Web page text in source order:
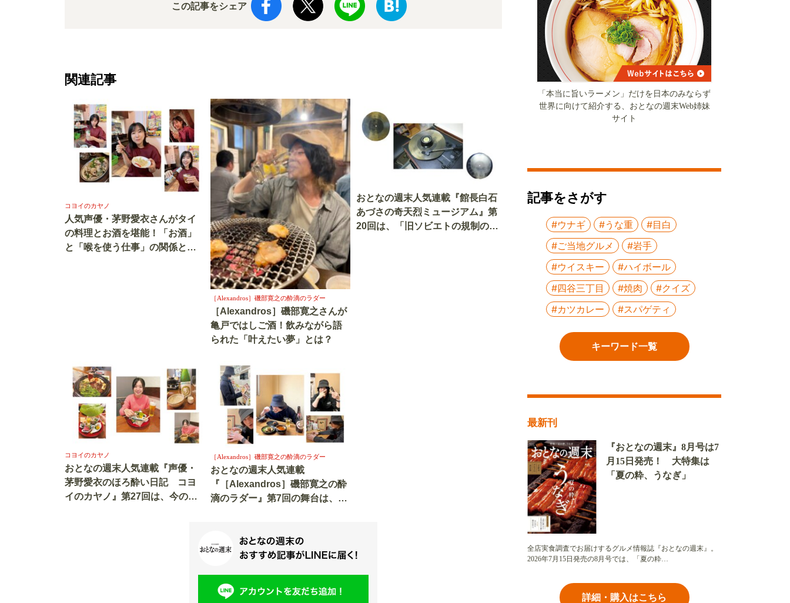
この記事をシェア
関連記事
コヨイのカヤノ
人気声優・茅野愛衣さんがタイ
の料理とお酒を堪能！「お酒」
と「喉を使う仕事」の関係と
［Alexandros］磯部寛之の酔滴のラダー
［Alexandros］磯部寛之さんが
亀戸ではしご酒！飲みながら語
られた「叶えたい夢」とは？
おとなの週末人気連載『館長白石
あづさの奇天烈ミュージアム』第
20回は、「旧ソビエトの規制の中
コヨイのカヤノ
おとなの週末人気連載『声優・
茅野愛衣のほろ酔い日記 コヨ
イのカヤノ』第27回は、今の時
［Alexandros］磯部寛之の酔滴のラダー
おとなの週末人気連載
『［Alexandros］磯部寛之の酔
滴のラダー』第7回の舞台は、大
「本当に旨いラーメン」だけを日本のみならず
世界に向けて紹介する、おとなの週末Web姉妹
サイト
記事をさがす
#ウナギ #うな重
#目白
#ご当地グルメ
#岩手
#ウイスキー
#ハイボール
#四谷三丁目
#焼肉
#クイズ
#カツカレー
#スパゲティ
キーワード一覧
最新刊
『おとなの週末』8月号は7
月15日発売！ 大特集は
「夏の粋、うなぎ」
全店実食調査でお届けするグルメ情報誌『おとなの週末』。
2026年7月15日発売の8月号では、「夏の粋…
詳細・購入はこちら